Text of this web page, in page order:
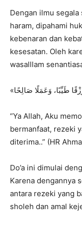
Dengan ilmu
haram, dipahami
kebenaran dan
kesesatan. Oleh
wasalllam
“Ya Allah, Aku
bermanfaat, rezeki
diterima..” (HR
Do’a ini dimulai
Karena dengannya
antara rezeki yang
sholeh dan amal